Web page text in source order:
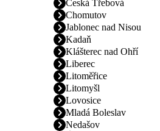
Česká Třebová
Chomutov
Jablonec nad Nisou
Kadaň
Klášterec nad Ohří
Liberec
Litoměřice
Litomyšl
Lovosice
Mladá Boleslav
Nedašov